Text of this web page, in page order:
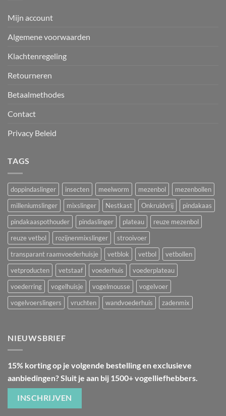
Mijn account
Algemene voorwaarden
Klachtenregeling
Retourneren
Betaalmethodes
Contact
Privacy Beleid
TAGS
doppindaslinger insecten meelworm mezenbol
mezenbollen
milleniumslinger
mixslinger Nestkast Onkruidvrij
pindakaas
pindakaaspothouder
pindaslinger plateau
reuze mezenbol
reuze vetbol
rozijnenmixslinger
strooivoer
transparant raamvoederhuisje
vetblok vetbol
vetbollen
vetproducten
vetstaaf voederhuis
voederplateau
voederring
vogelhuisje vogelmousse
vogelvoer
vogelvoerslingers
vruchten wandvoederhuis zadenmix
NIEUWSBRIEF
15% korting op je volgende bestelling en exclusieve
aanbiedingen? Sluit je aan bij 1500+ vogelliefhebbers.
INSCHRIJVEN